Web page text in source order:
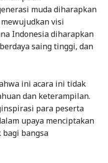
muda diharapkan
visi
Indonesia diharapkan
saing tinggi, dan
ini acara ini tidak
dan keterampilan.
para peserta
upaya menciptakan
bagi bangsa